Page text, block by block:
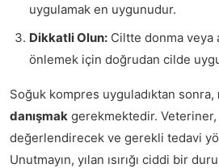
uygulamak en uygunudur.
Dikkatli Olun: Ciltte donma veya
önlemek için doğrudan cilde
Soğuk kompres uyguladıktan sonra,
danışmak gerekmektedir.
değerlendirecek ve gerekli tedavi
Unutmayın, yılan ısırığı ciddi bir